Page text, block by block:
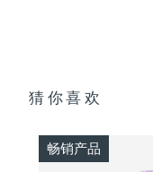
猜你喜欢
畅销产品